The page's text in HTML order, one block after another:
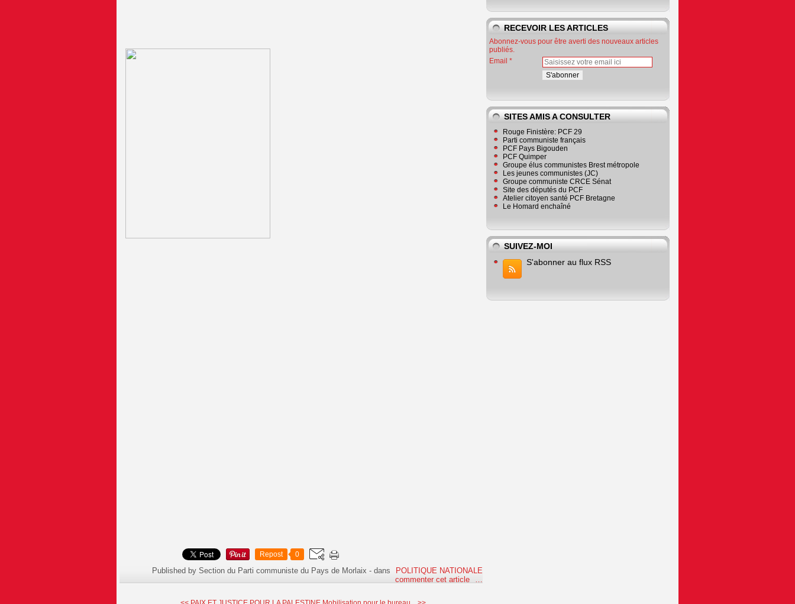
Repost 0
Published by Section du Parti communiste du Pays de Morlaix -dans
POLITIQUE NATIONALE
commenter cet article
…
RECEVOIR LES ARTICLES
Abonnez-vous pour être averti des nouveaux articles
publiés.
Email
SITES AMIS A CONSULTER
Rouge Finistère: PCF 29
Parti communiste français
PCF Pays Bigouden
PCF Quimper
Groupe élus communistes Brest métropole
Les jeunes communistes (JC)
Groupe communiste CRCE Sénat
Site des députés du PCF
Atelier citoyen santé PCF Bretagne
Le Homard enchaîné
SUIVEZ-MOI
S'abonner au flux RSS